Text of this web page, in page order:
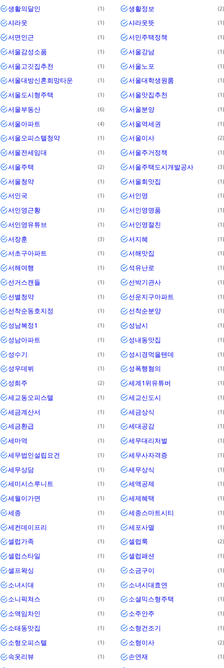
생활의달인 1 생활정보 2
샤라웃 1 샤라웃뜻 1
서면인근 1 서민주택정책 1
서울감성소품 1 서울강남 1
서울고깃집추천 1 서울노포 1
서울대방신혼희망타운 1 서울대학생원룸 1
서울도시형주택 1 서울맛집추천 1
서울부동산 6 서울분양 1
서울아파트 4 서울역세권 1
서울오피스텔청약 1 서울이사 2
서울전세임대 1 서울주거정책 1
서울주택 2 서울주택도시개발공사 3
서울청약 1 서울회맛집 1
서인국 1 서인영 1
서인영근황 1 서인영명품 1
서인영유튜브 1 서인영절친 1
서장훈 3 서지혜 1
서초구아파트 1 서해맛집 1
서해여행 1 석유난로 1
선거스캔들 1 선박기관사 1
선별청약 1 선운지구아파트 1
선착순동호지정 1 선착순분양 1
성남복정1 1 성남시 1
성남아파트 1 성내동맛집 1
성수기 1 성시경먹을텐데 1
성우데뷔 1 성폭행혐의 1
성희주 2 세계1위유튜버 1
세교동오피스텔 1 세교신도시 1
세금계산서 1 세금상식 1
세금환급 1 세대공감 1
세마역 1 세무대리처벌 1
세무법인설립요건 1 세무사자격증 1
세무상담 1 세무상식 1
세미시스루니트 1 세액공제 1
세월이가면 1 세제혜택 1
세종 1 세종스마트시티 1
세컨데이프리 1 세포사멸 1
셀럽가족 1 셀럽룩 2
셀럽스타일 1 셀럽패션 1
셀프왁싱 1 소금구이 1
소녀시대 1 소녀시대효연 1
소니픽쳐스 1 소셜믹스형주택 1
소액임차인 1 소주안주 1
소태동맛집 1 소형건조기 1
소형오피스텔 1 소형이사 2
속옷리뷰 1 손연재 1